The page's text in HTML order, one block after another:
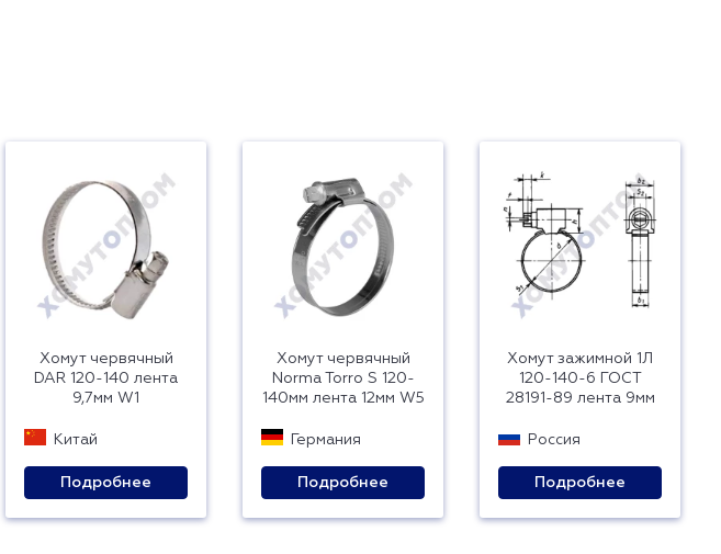
Хомут червячный
DAR 120-140 лента
9,7мм W1
Китай
Подробнее
Хомут червячный
Norma Torro S 120-
140мм лента 12мм W5
Германия
Подробнее
Хомут зажимной 1Л
120-140-6 ГОСТ
28191-89 лента 9мм
Россия
Подробнее